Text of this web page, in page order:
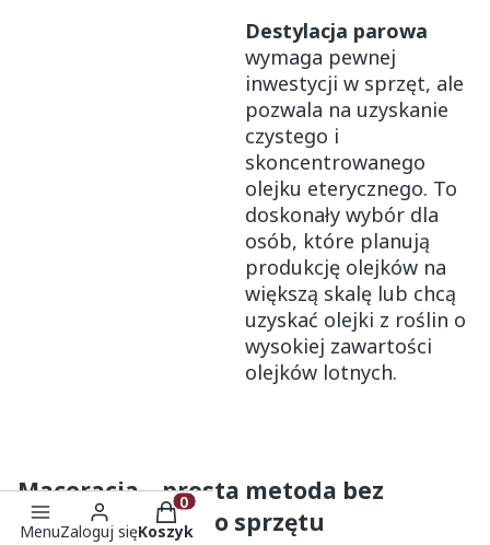
Destylacja parowa
wymaga pewnej
inwestycji w sprzęt, ale
pozwala na uzyskanie
czystego i
skoncentrowanego
olejku eterycznego. To
doskonały wybór dla
osób, które planują
produkcję olejków na
większą skalę lub chcą
uzyskać olejki z roślin o
wysokiej zawartości
olejków lotnych.
Maceracja – prosta metoda bez
specjalistycznego sprzętu
MenuZaloguj się
Produkty w koszyku: 0. Zobacz
Koszyk